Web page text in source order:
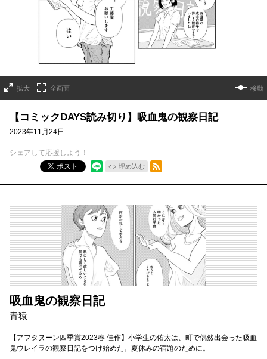
拡大 全画面 移動
【コミックDAYS読み切り】吸血鬼の観察日記
2023年11月24日
シェアして応援しよう！
ポスト
埋め込む
RSSフィード
吸血鬼の観察日記
青猿
【アフタヌーン四季賞2023春 佳作】小学生の佑太は、町で偶然出会った吸血
鬼ウレイラの観察日記をつけ始めた。夏休みの宿題のために。